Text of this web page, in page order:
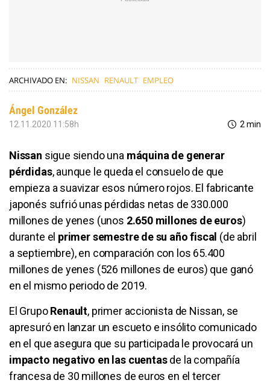
ARCHIVADO EN: NISSAN RENAULT EMPLEO
Ángel González
12.11.2020 11:58h 2 min
Nissan sigue siendo una máquina de generar
pérdidas, aunque le queda el consuelo de que
empieza a suavizar esos número rojos. El fabricante
japonés sufrió unas pérdidas netas de 330.000
millones de yenes (unos 2.650 millones de euros)
durante el primer semestre de su año fiscal (de abril
a septiembre), en comparación con los 65.400
millones de yenes (526 millones de euros) que ganó
en el mismo periodo de 2019.
El GrupoRenault, primer accionista de Nissan, se
apresuró en lanzar un escueto e insólito comunicado
en el que asegura que su participada le provocará un
impacto negativo en las cuentasde la compañía
francesa de 30 millones de euros en el tercer